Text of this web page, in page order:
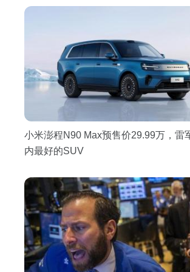
小米澎程N90 Max预售价29.99万，雷
内最好的SUV